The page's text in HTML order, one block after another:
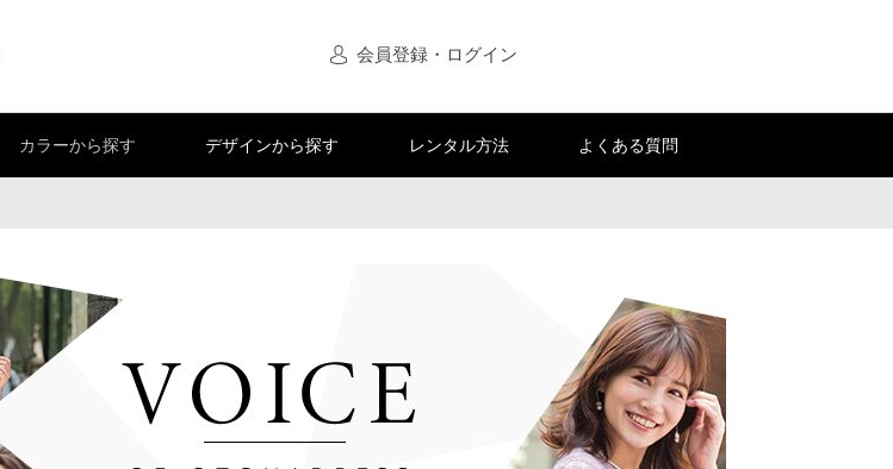
会員登録・ログイン
カラーから探す デザインから探す レンタル方法 よくある質問